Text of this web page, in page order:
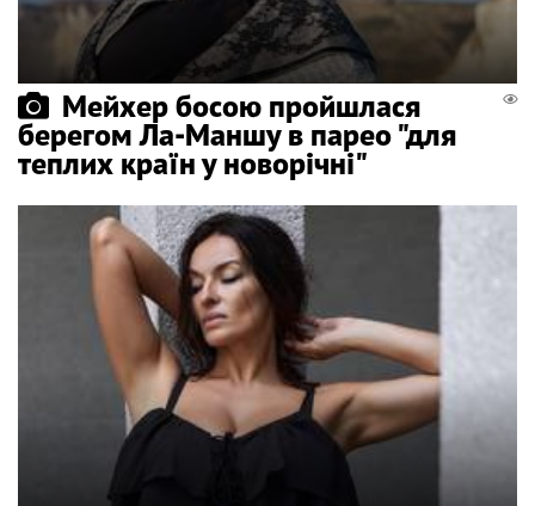
Мейхер босою пройшлася
берегом Ла-Маншу в парео "для
теплих країн у новорічні"